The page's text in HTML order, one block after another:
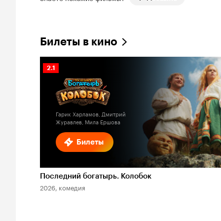
Билеты в кино
Билеты
Рейтинг
Кинопоиска
2.1
Гарик Харламов, Дмитрий
Журавлев, Мила Ершова
Последний богатырь. Колобок
2026, комедия